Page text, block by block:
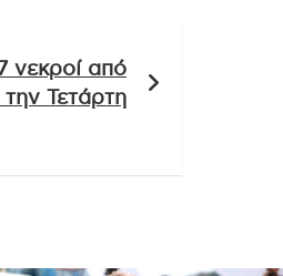
νεκροί από
Τετάρτη